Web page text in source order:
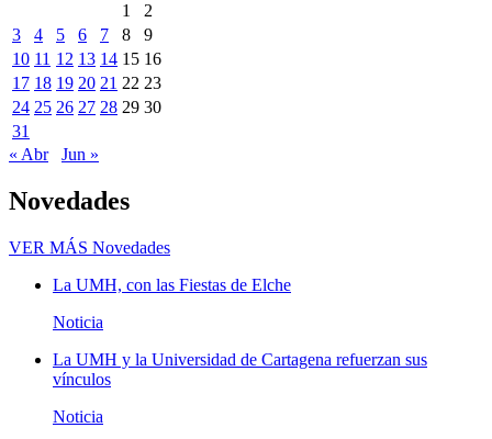
1
2
3
4 5 6 7 8
9
10 11 12 13 14 15 16
17 18 19 20 21 22 23
24 25 26 27 28 29 30
31
« Abr
Jun »
Novedades
VER MÁS Novedades
La UMH, con las Fiestas de Elche
Noticia
La UMH y la Universidad de Cartagena refuerzan sus
vínculos
Noticia